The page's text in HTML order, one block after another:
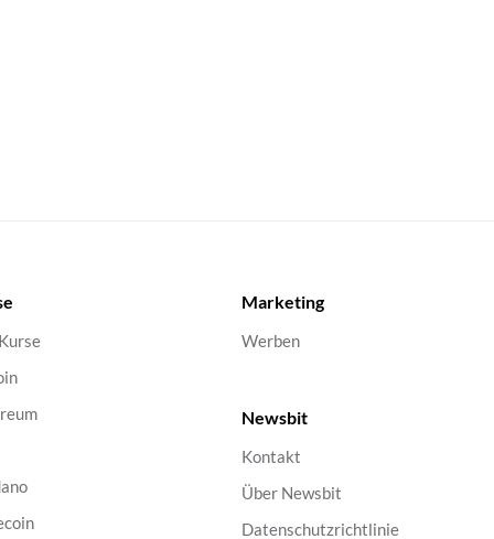
Marketing
Werben
Newsbit
Kontakt
Über Newsbit
Datenschutzrichtlinie